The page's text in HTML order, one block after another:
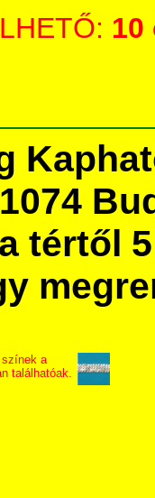
10
tértől
színek a
találhatóak.